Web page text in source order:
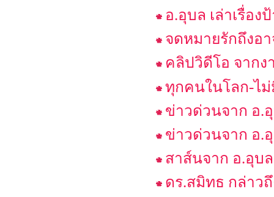
อ.อุบล เล่าเรื่อง
จดหมายรักถึงอ
คลิปวิดีโอ จากง
ทุกคนในโลก-ไ
ข่าวด่วนจาก อ.
ข่าวด่วนจาก อ.
สาส์นจาก อ.อุบล
ดร.สมิทธ กล่าว